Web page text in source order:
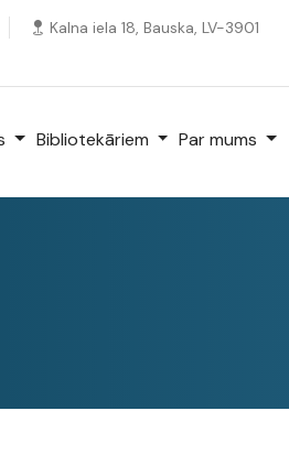
Kalna iela 18, Bauska, LV-3901
Bibliotekāriem Par mums